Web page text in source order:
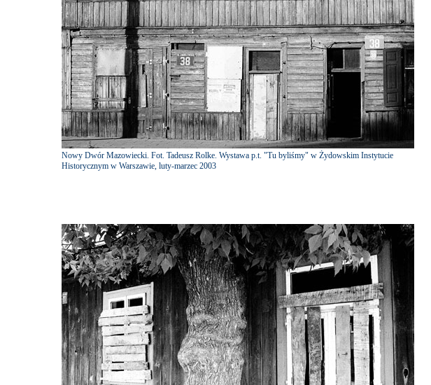
Nowy Dwór Mazowiecki. Fot. Tadeusz Rolke. Wystawa p.t. "Tu byliśmy" w Żydowskim Instytucie
Historycznym w Warszawie, luty-marzec 2003